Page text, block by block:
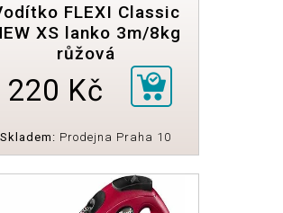
FLEXI Classic
XS lanko 3m/8kg
růžová
220 Kč
Skladem: Prodejna Praha 10